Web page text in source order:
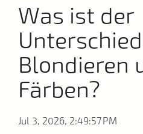
Was ist der
Blondieren
Färben?
Jul 3, 2026, 2:49:57 PM